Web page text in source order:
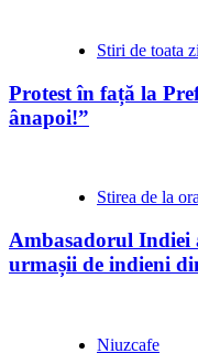
Stiri de toata
Protest în față la
ânapoi!”
Stirea de la
Ambasadorul Indiei
urmașii de indieni
Niuzcafe